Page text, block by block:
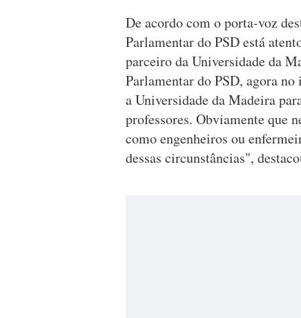
De acordo com o porta-voz
Parlamentar do PSD está
parceiro da Universidade da
Parlamentar do PSD, agora
a Universidade da Madeira
professores. Obviamente que
como engenheiros ou
dessas circunstâncias",